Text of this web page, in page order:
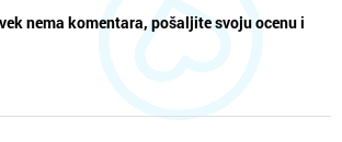
nema komentara, pošaljite svoju ocenu i